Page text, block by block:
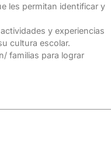
les permitan identificar y
y experiencias
cultura escolar.
familias para lograr